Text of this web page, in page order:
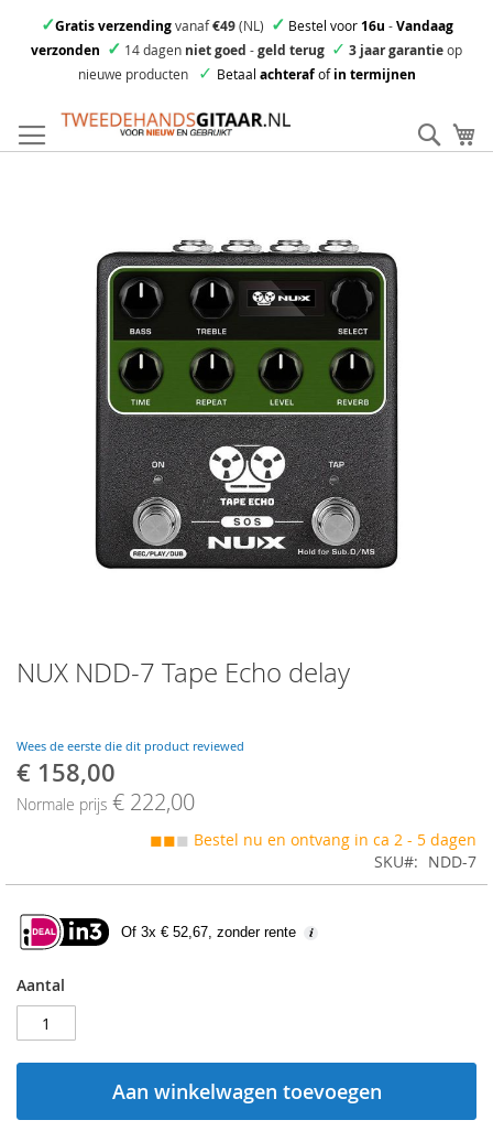
✓Gratis verzendingvanaf€49(NL) ✓ Bestel voor16u -Vandaag
verzonden ✓ 14 dagen niet goed -geld terug ✓ 3 jaar garantieop
nieuwe producten
✓ Betaal achterafofin termijnen
direct
door
NUX NDD-7 Tape Echo delay
Wees de eerste die dit product reviewed
Speciale
€ 158,00
Normale prijs € 222,00
◼◼◼ Bestel nu en ontvang in ca 2 - 5 dagen
SKU
NDD-7
Of 3x € 52,67, zonder rente
Aantal
Aan winkelwagen toevoegen
to
the
the
images
gallery